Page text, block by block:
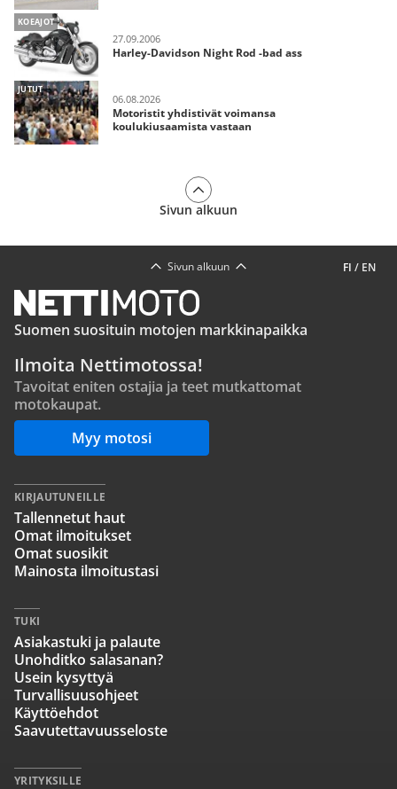
KOEAJOT
27.09.2006
Harley-Davidson Night Rod -bad ass
JUTUT
06.08.2026
Motoristit yhdistivät voimansa
koulukiusaamista vastaan
Sivun alkuun
FI / EN
Sivun alkuun
Suomen suosituin motojen markkinapaikka
Ilmoita Nettimotossa!
Tavoitat eniten ostajia ja teet mutkattomat
motokaupat.
Myy motosi
KIRJAUTUNEILLE
Tallennetut haut
Omat ilmoitukset
Omat suosikit
Mainosta ilmoitustasi
TUKI
Asiakastuki ja palaute
Unohditko salasanan?
Usein kysyttyä
Turvallisuusohjeet
Käyttöehdot
Saavutettavuusseloste
YRITYKSILLE